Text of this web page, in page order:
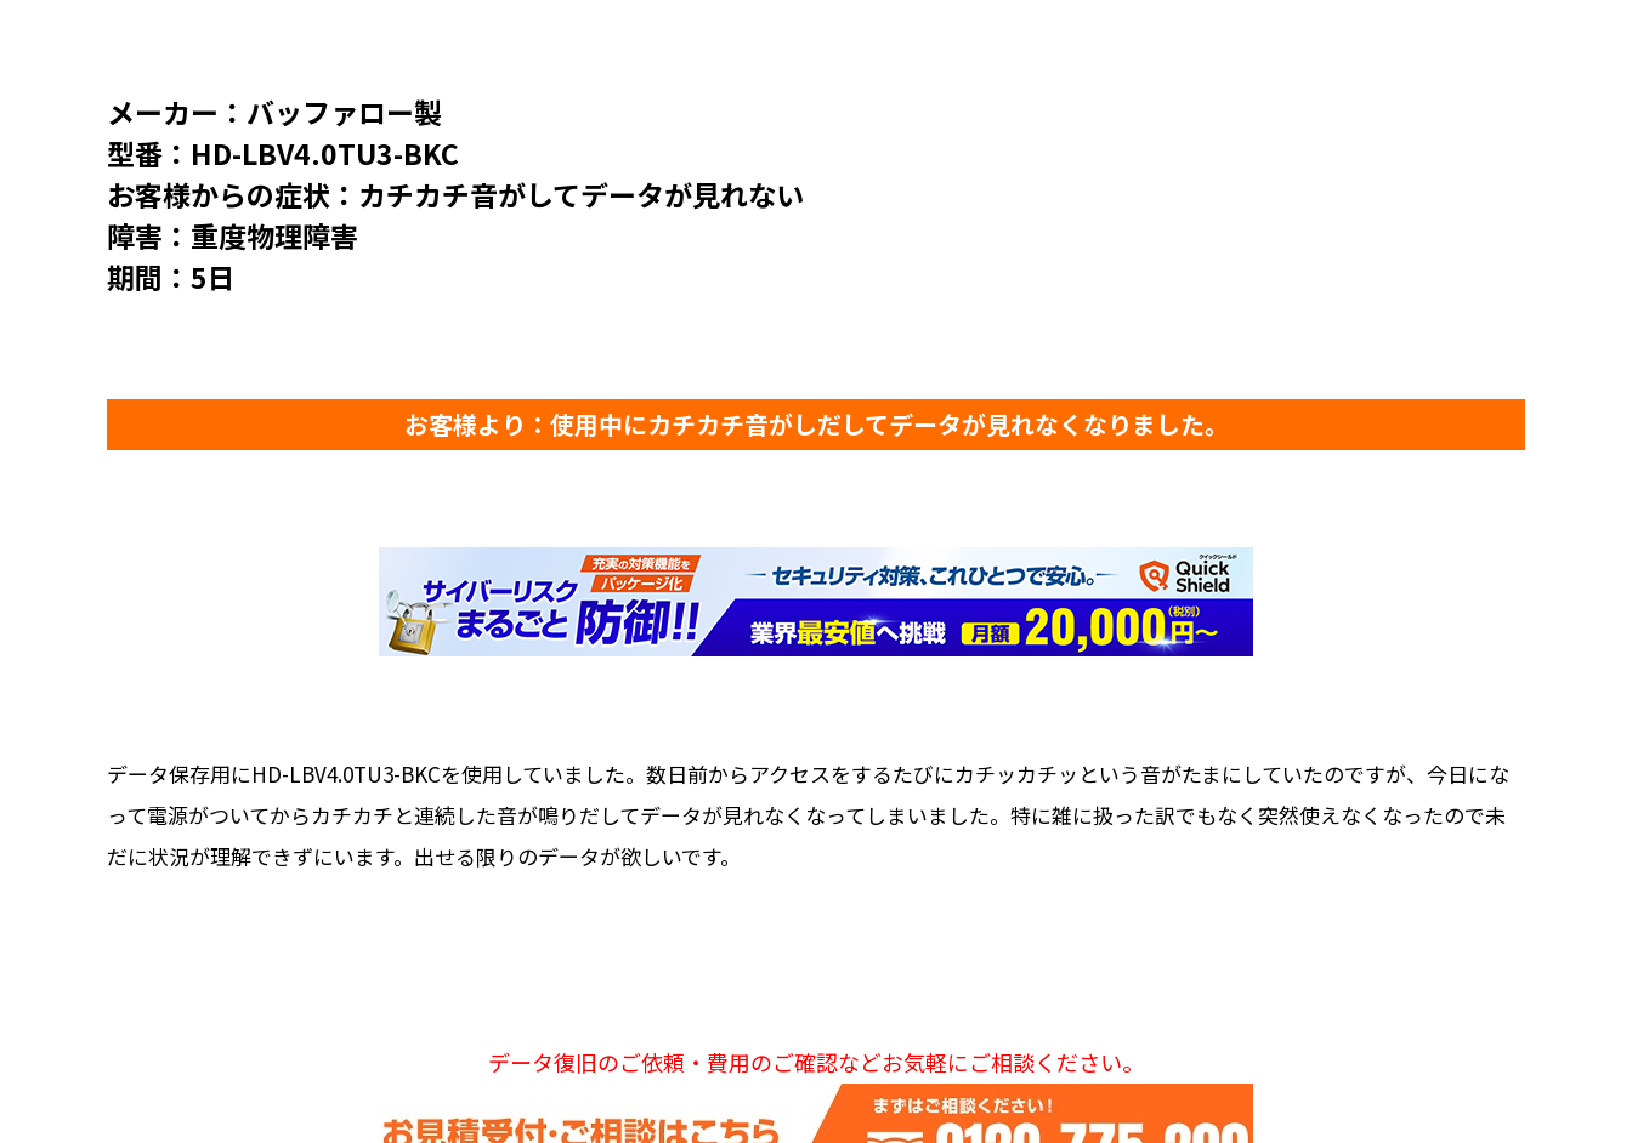
メーカー：バッファロー製
型番：HD-LBV4.0TU3-BKC
お客様からの症状：カチカチ音がしてデータが見れない
障害：重度物理障害
期間：5日
お客様より：使用中にカチカチ音がしだしてデータが見れなくなりました。
データ保存用にHD-LBV4.0TU3-BKCを使用していました。数日前からアクセスをするたびにカチッカチッという音がたまにしていたのですが、今日にな
って電源がついてからカチカチと連続した音が鳴りだしてデータが見れなくなってしまいました。特に雑に扱った訳でもなく突然使えなくなったので未
だに状況が理解できずにいます。出せる限りのデータが欲しいです。
データ復旧のご依頼・費用のご確認などお気軽にご相談ください。